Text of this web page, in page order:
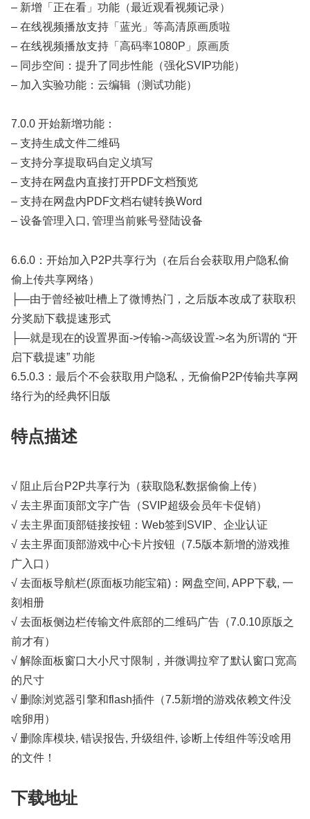
– 新增「正在看」功能（最近观看视频记录）
– 在线视频播放支持「蓝光」等高清原画质啦
– 在线视频播放支持「高码率1080P」原画质
– 同步空间：提升了同步性能（强化SVIP功能）
– 加入实验功能：云编辑（测试功能）
7.0.0 开始新增功能：
– 支持生成文件二维码
– 支持分享提取码自定义填写
– 支持在网盘内直接打开PDF文档预览
– 支持在网盘内PDF文档右键转换Word
– 设备管理入口, 管理当前账号登陆设备
6.6.0：开始加入P2P共享行为（在后台会获取用户隐私偷
偷上传共享网络）
├—由于曾经被吐槽上了微博热门，之后版本改成了获取积
分奖励下载提速形式
├—就是现在的设置界面->传输->高级设置->名为所谓的 “开
启下载提速” 功能
6.5.0.3：最后个不会获取用户隐私，无偷偷P2P传输共享网
络行为的经典怀旧版
特点描述
√ 阻止后台P2P共享行为（获取隐私数据偷偷上传）
√ 去主界面顶部文字广告（SVIP超级会员年卡促销）
√ 去主界面顶部链接按钮：Web签到SVIP、企业认证
√ 去主界面顶部游戏中心卡片按钮（7.5版本新增的游戏推
广入口）
√ 去面板导航栏(原面板功能宝箱)：网盘空间, APP下载, 一
刻相册
√ 去面板侧边栏传输文件底部的二维码广告（7.0.10原版之
前才有）
√ 解除面板窗口大小尺寸限制，并微调拉窄了默认窗口宽高
的尺寸
√ 删除浏览器引擎和flash插件（7.5新增的游戏依赖文件没
啥卵用）
√ 删除库模块, 错误报告, 升级组件, 诊断上传组件等没啥用
的文件！
下载地址